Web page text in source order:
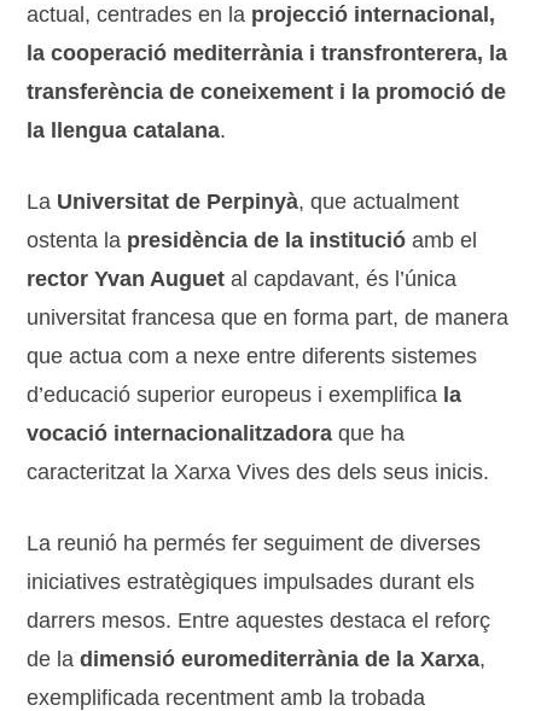
actual, centrades en la projecció internacional,
la cooperació mediterrània i transfronterera, la
transferència de coneixement i la promoció de
la llengua catalana.
La Universitat de Perpinyà, que actualment
ostenta la presidència de la institució amb el
rector Yvan Auguet al capdavant, és l’única
universitat francesa que en forma part, de manera
que actua com a nexe entre diferents sistemes
d’educació superior europeus i exemplifica la
vocació internacionalitzadora que ha
caracteritzat la Xarxa Vives des dels seus inicis.
La reunió ha permés fer seguiment de diverses
iniciatives estratègiques impulsades durant els
darrers mesos. Entre aquestes destaca el reforç
de ladimensió euromediterrània de la Xarxa,
exemplificada recentment amb la trobada